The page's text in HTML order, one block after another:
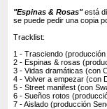
"Espinas & Rosas"está
se puede pedir una copia
Tracklist:
1 - Trasciendo
2 - Espinas & rosas
3 - Vidas dramáticas (con
4 - Volver a empezar (con
5 - Street manifest (con
6 - Sueños rotos
7 - Aislado (producción